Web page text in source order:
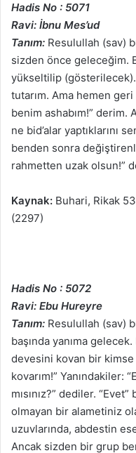
Hadis No : 5071
Ravi: İbnu Mes’ud
Tanım: Resulullah (sav)
sizden önce geleceğim.
yükseltilip
tutarım. Ama hemen
benim ashabım!” derim.
ne bid’alar yaptıklarını
benden sonra
rahmetten uzak olsun!”
Kaynak: Buhari, Rikak
(2297)
Hadis No : 5072
Ravi: Ebu Hureyre
Tanım: Resulullah (sav)
başında yanıma
devesini kovan bir kimse
kovarım!” Yanındakiler:
mısınız?” dediler.
olmayan bir alametiniz
uzuvlarında, abdestin
Ancak sizden bir grup